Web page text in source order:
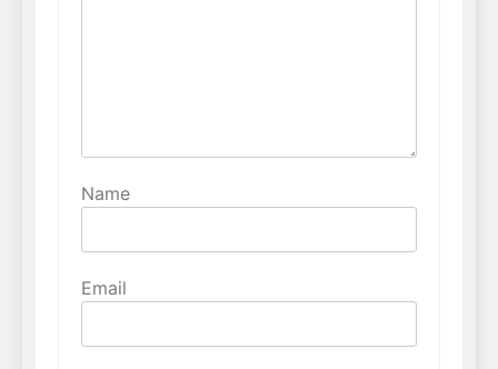
Name
Email